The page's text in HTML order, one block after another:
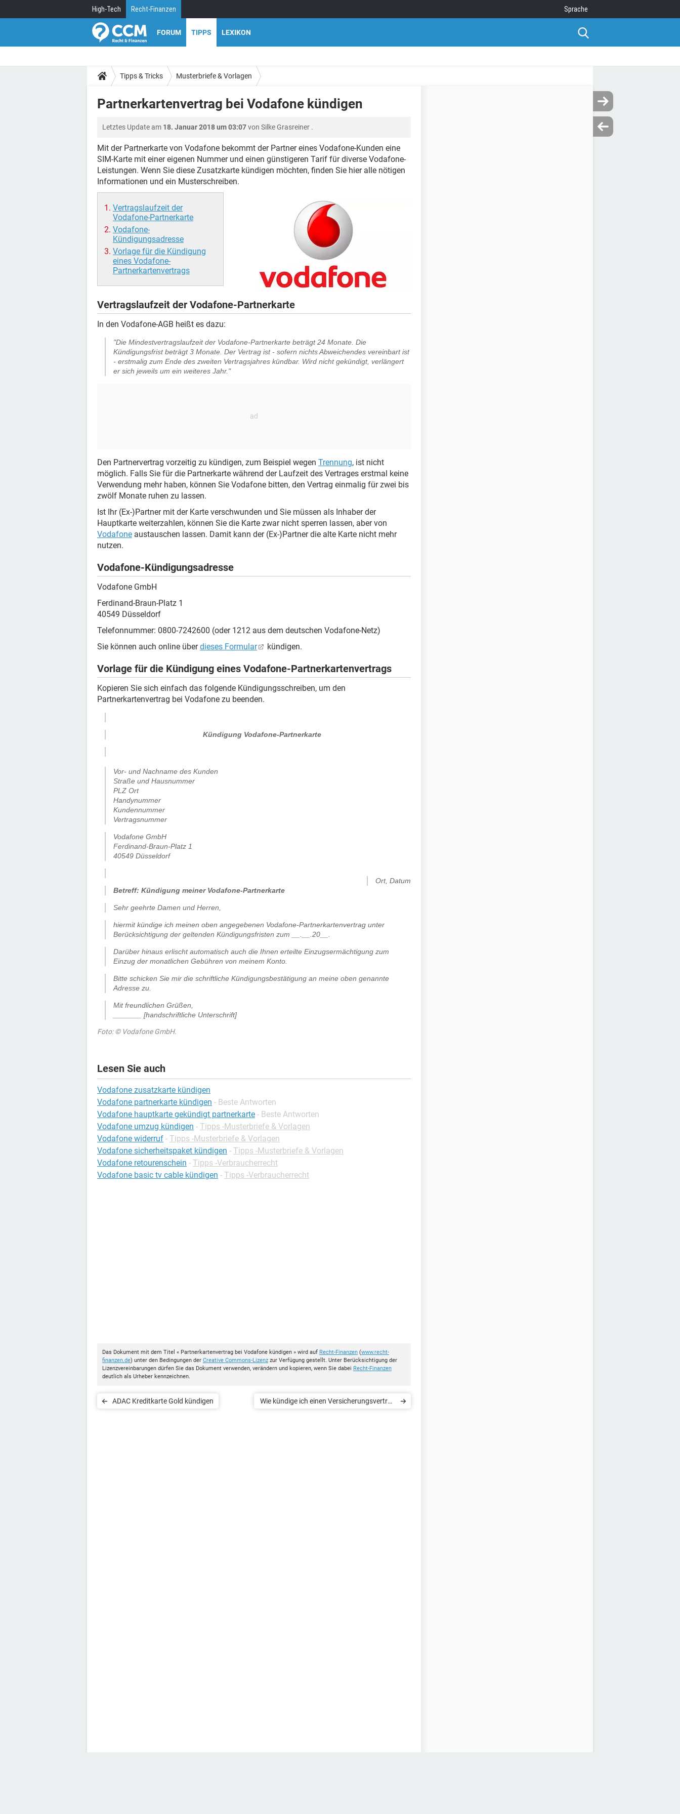
High-Tech Recht-Finanzen Sprache
FORUM TIPPS LEXIKON
Tipps & Tricks Musterbriefe & Vorlagen
Partnerkartenvertrag bei Vodafone kündigen
Letztes Update am 18. Januar 2018 um 03:07von Silke Grasreiner .
Mit der Partnerkarte von Vodafone bekommt der Partner eines Vodafone-Kunden eine
SIM-Karte mit einer eigenen Nummer und einen günstigeren Tarif für diverse Vodafone-
Leistungen. Wenn Sie diese Zusatzkarte kündigen möchten, finden Sie hier alle nötigen
Informationen und ein Musterschreiben.
Vertragslaufzeit der
Vodafone-Partnerkarte
Vodafone-
Kündigungsadresse
Vorlage für die Kündigung
eines Vodafone-
Partnerkartenvertrags
Vertragslaufzeit der Vodafone-Partnerkarte
In den Vodafone-AGB heißt es dazu:
"Die Mindestvertragslaufzeit der Vodafone-Partnerkarte beträgt 24 Monate. Die
Kündigungsfrist beträgt 3 Monate. Der Vertrag ist - sofern nichts Abweichendes vereinbart ist
- erstmalig zum Ende des zweiten Vertragsjahres kündbar. Wird nicht gekündigt, verlängert
er sich jeweils um ein weiteres Jahr."
Den Partnervertrag vorzeitig zu kündigen, zum Beispiel wegen Trennung, ist nicht
möglich. Falls Sie für die Partnerkarte während der Laufzeit des Vertrages erstmal keine
Verwendung mehr haben, können Sie Vodafone bitten, den Vertrag einmalig für zwei bis
zwölf Monate ruhen zu lassen.
Ist Ihr (Ex-)Partner mit der Karte verschwunden und Sie müssen als Inhaber der
Hauptkarte weiterzahlen, können Sie die Karte zwar nicht sperren lassen, aber von
Vodafone austauschen lassen. Damit kann der (Ex-)Partner die alte Karte nicht mehr
nutzen.
Vodafone-Kündigungsadresse
Vodafone GmbH
Ferdinand-Braun-Platz 1
40549 Düsseldorf
Telefonnummer: 0800-7242600 (oder 1212 aus dem deutschen Vodafone-Netz)
Sie können auch online überdieses Formular kündigen.
Vorlage für die Kündigung eines Vodafone-Partnerkartenvertrags
Kopieren Sie sich einfach das folgende Kündigungsschreiben, um den
Partnerkartenvertrag bei Vodafone zu beenden.
Kündigung Vodafone-Partnerkarte
Vor- und Nachname des Kunden
Straße und Hausnummer
PLZ Ort
Handynummer
Kundennummer
Vertragsnummer
Vodafone GmbH
Ferdinand-Braun-Platz 1
40549 Düsseldorf
Ort, Datum
Betreff: Kündigung meiner Vodafone-Partnerkarte
Sehr geehrte Damen und Herren,
hiermit kündige ich meinen oben angegebenen Vodafone-Partnerkartenvertrag unter
Berücksichtigung der geltenden Kündigungsfristen zum __.__.20__.
Darüber hinaus erlischt automatisch auch die Ihnen erteilte Einzugsermächtigung zum
Einzug der monatlichen Gebühren von meinem Konto.
Bitte schicken Sie mir die schriftliche Kündigungsbestätigung an meine oben genannte
Adresse zu.
Mit freundlichen Grüßen,
_______ [handschriftliche Unterschrift]
Foto: © Vodafone GmbH.
Lesen Sie auch
Vodafone zusatzkarte kündigen
Vodafone partnerkarte kündigen - Beste Antworten
Vodafone hauptkarte gekündigt partnerkarte - Beste Antworten
Vodafone umzug kündigen - Tipps -Musterbriefe & Vorlagen
Vodafone widerruf - Tipps -Musterbriefe & Vorlagen
Vodafone sicherheitspaket kündigen - Tipps -Musterbriefe & Vorlagen
Vodafone retourenschein - Tipps -Verbraucherrecht
Vodafone basic tv cable kündigen - Tipps -Verbraucherrecht
Das Dokument mit dem Titel « Partnerkartenvertrag bei Vodafone kündigen » wird auf Recht-Finanzen (www.recht-
finanzen.de) unter den Bedingungen der Creative Commons-Lizenz zur Verfügung gestellt. Unter Berücksichtigung der
Lizenzvereinbarungen dürfen Sie das Dokument verwenden, verändern und kopieren, wenn Sie dabei Recht-Finanzen
deutlich als Urheber kennzeichnen.
ADAC Kreditkarte Gold kündigen
Wie kündige ich einen Versicherungsvertrag